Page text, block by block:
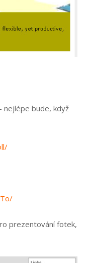
nejlépe bude, když
prezentování fotek,